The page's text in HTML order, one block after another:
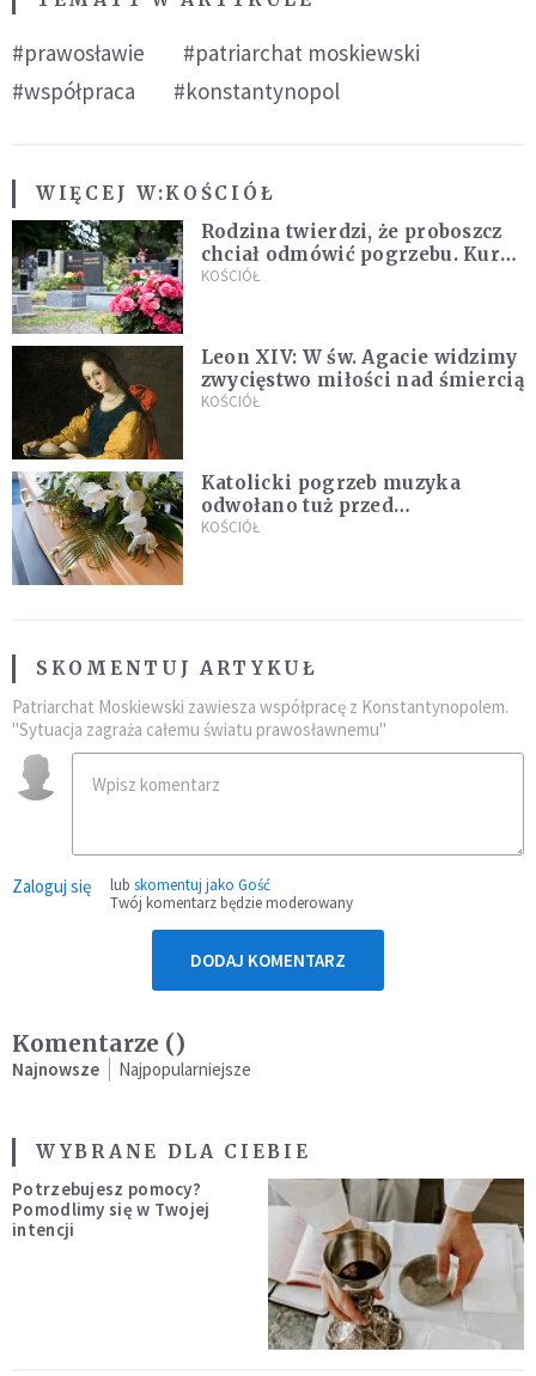
#prawosławie
#patriarchat moskiewski
#współpraca
#konstantynopol
WIĘCEJ W:KOŚCIÓŁ
Rodzina twierdzi, że proboszcz
chciał odmówić pogrzebu. Kuria
zapowiada wyjaśnienia
KOŚCIÓŁ
Leon XIV: W św. Agacie widzimy
zwycięstwo miłości nad śmiercią
KOŚCIÓŁ
Katolicki pogrzeb muzyka
odwołano tuż przed
uroczystością. Powodem była
KOŚCIÓŁ
SKOMENTUJ ARTYKUŁ
Patriarchat Moskiewski zawiesza współpracę z Konstantynopolem.
"Sytuacja zagraża całemu światu prawosławnemu"
Zaloguj się lub skomentuj jako Gość
Twój komentarz będzie moderowany
DODAJ KOMENTARZ
Komentarze ()
Najnowsze Najpopularniejsze
WYBRANE DLA CIEBIE
Potrzebujesz pomocy?
Pomodlimy się w Twojej
intencji